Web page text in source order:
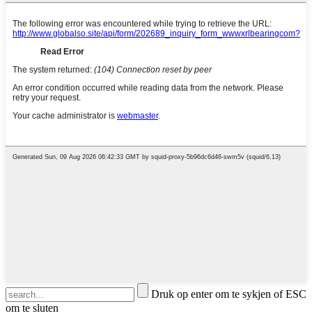
Druk op enter om te sykjen of ESC
om te sluten